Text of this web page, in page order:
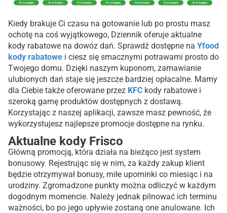
Kiedy brakuje Ci czasu na gotowanie lub po prostu masz
ochotę na coś wyjątkowego, Dziennik oferuje aktualne
kody rabatowe na dowóz dań. Sprawdź dostępne na Yfood
kody rabatowe i ciesz się smacznymi potrawami prosto do
Twojego domu. Dzięki naszym kuponom, zamawianie
ulubionych dań staje się jeszcze bardziej opłacalne. Mamy
dla Ciebie także oferowane przez KFC kody rabatowe i
szeroką gamę produktów dostępnych z dostawą.
Korzystając z naszej aplikacji, zawsze masz pewność, że
wykorzystujesz najlepsze promocje dostępne na rynku.
Aktualne kody Frisco
Główną promocją, która działa na bieżąco jest system
bonusowy. Rejestrując się w nim, za każdy zakup klient
będzie otrzymywał bonusy, miłe upominki co miesiąc i na
urodziny. Zgromadzone punkty można odliczyć w każdym
dogodnym momencie. Należy jednak pilnować ich terminu
ważności, bo po jego upływie zostaną one anulowane. Ich